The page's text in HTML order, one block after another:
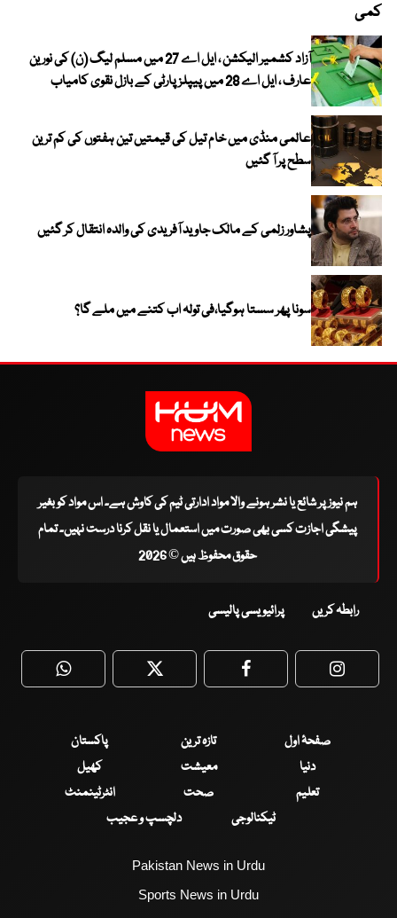
کمی
آزاد کشمیر الیکشن ، ایل اے 27 میں مسلم لیگ (ن) کی نورین
عارف ، ایل اے 28 میں پیپلز پارٹی کے بازل نقوی کامیاب
عالمی منڈی میں خام تیل کی قیمتیں تین ہفتوں کی کم ترین
سطح پر آ گئیں
پشاور زلمی کے مالک جاوید آفریدی کی والدہ انتقال کر گئیں
سونا پھر سستا ہوگیا،فی تولہ اب کتنے میں ملے گا؟
ہم نیوز پر شائع یا نشر ہونے والا مواد ادارتی ٹیم کی کاوش ہے۔ اس مواد کو بغیر
پیشگی اجازت کسی بھی صورت میں استعمال یا نقل کرنا درست نہیں۔ تمام
حقوق محفوظ ہیں © 2026
رابطہ کریں پرائیویسی پالیسی
WhatsApp Twitter Facebook
صفحۂ اول تازہ ترین
پاکستان
دنیا
معیشت
کھیل
تعلیم
صحت
انٹرٹینمنٹ
ٹیکنالوجی
دلچسپ و عجیب
Pakistan News in Urdu
Sports News in Urdu